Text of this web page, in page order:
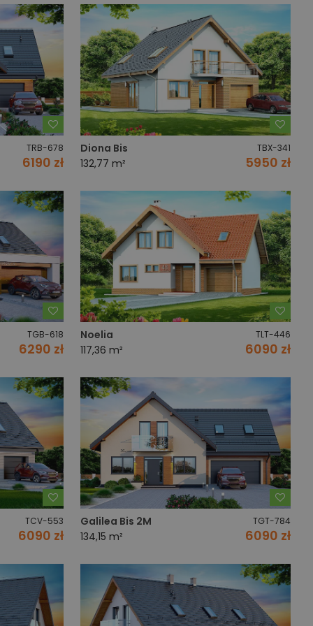
TRB-678
6190 zł
Dodaj do ulubionych
Diona Bis
TBX-341
132,77 m² 5950 zł
TGB-618
6290 zł
Dodaj do ulubionych
Noelia
TLT-446
117,36 m² 6090 zł
TCV-553
6090 zł
Dodaj do ulubionych
Galilea Bis 2M
TGT-784
134,15 m² 6090 zł